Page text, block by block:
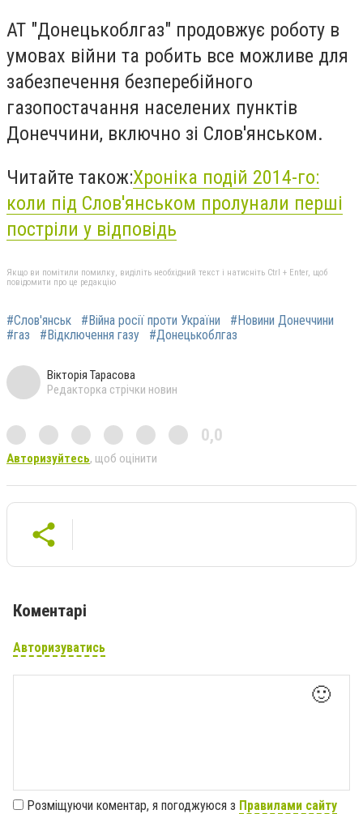
АТ "Донецькоблгаз" продовжує роботу в
умовах війни та робить все можливе для
забезпечення безперебійного
газопостачання населених пунктів
Донеччини, включно зі Слов'янськом.
Читайте також:Хроніка подій 2014-го:
коли під Слов'янськом пролунали перші
постріли у відповідь
Якщо ви помітили помилку, виділіть необхідний текст і натисніть Ctrl + Enter, щоб
повідомити про це редакцію
#Слов'янськ #Війна росії проти України
#Новини Донеччини
#газ
#Відключення газу #Донецькоблгаз
Вікторія Тарасова
Редакторка стрічки новин
0,0
Авторизуйтесь, щоб оцінити
Коментарі
Авторизуватись
🙂
Розміщуючи коментар, я погоджуюся з Правилами сайту